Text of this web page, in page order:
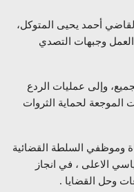
أحمد يحيى المتوكل،
وجبهات التصدي
وإلى عمليات الردع
الموجعة لحماية الثروات
وموظفي السلطة القضائية
الاعلى ، في انجاز
وحل القضايا .